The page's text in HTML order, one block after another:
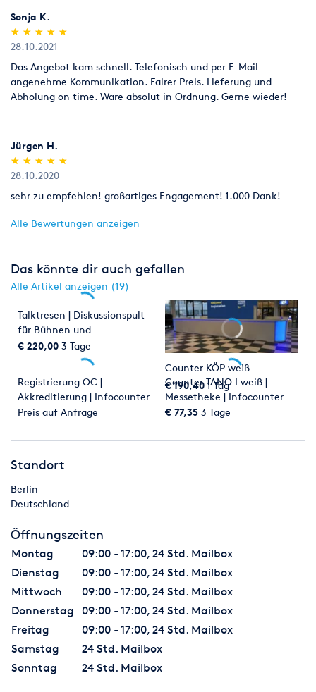
Sonja K.
(*)
★
★
(*) ★
★
(*) ★
★
(*) ★
★
(*) ★
★
28.10.2021
Das Angebot kam schnell. Telefonisch und per E-Mail
angenehme Kommunikation. Fairer Preis. Lieferung und
Abholung on time. Ware absolut in Ordnung. Gerne wieder!
Jürgen H.
(*)
★
★
(*) ★
★
(*) ★
★
(*) ★
★
(*) ★
★
28.10.2020
sehr zu empfehlen! großartiges Engagement! 1.000 Dank!
Alle Bewertungen anzeigen
Das könnte dir auch gefallen
Alle Artikel anzeigen (19)
Talktresen | Diskussionspult
für Bühnen und
Veranstaltungen
€ 220,00 3 Tage
Counter KÖP weiß
€ 190,401 Tag
Registrierung OC |
Akkreditierung | Infocounter
für Ihre Konferenz
Preis auf Anfrage
Counter TANO I weiß |
Messetheke | Infocounter
€ 77,35 3 Tage
Standort
Berlin
Deutschland
Öffnungszeiten
Montag
09:00 - 17:00, 24 Std. Mailbox
Dienstag
09:00 - 17:00, 24 Std. Mailbox
Mittwoch
09:00 - 17:00, 24 Std. Mailbox
Donnerstag
09:00 - 17:00, 24 Std. Mailbox
Freitag
09:00 - 17:00, 24 Std. Mailbox
Samstag
24 Std. Mailbox
Sonntag
24 Std. Mailbox